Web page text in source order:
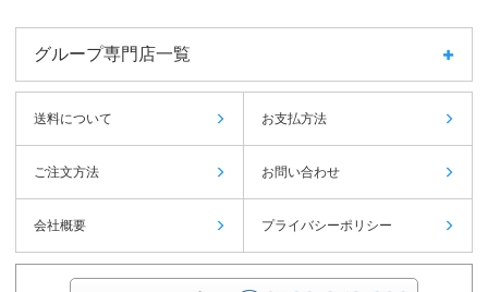
グループ専門店一覧
送料について お支払方法
ご注文方法 お問い合わせ
会社概要 プライバシーポリシー